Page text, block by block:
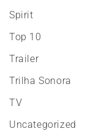
Spirit
Top 10
Trailer
Trilha Sonora
TV
Uncategorized